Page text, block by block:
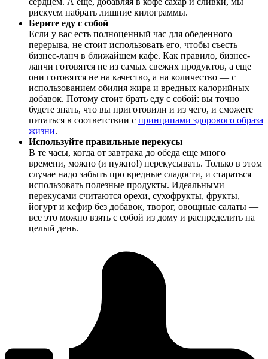
рискуем набрать лишние килограммы.
Берите еду с собой
Если у вас есть полноценный час для обеденного
перерыва, не стоит использовать его, чтобы съесть
бизнес-ланч в ближайшем кафе. Как правило, бизнес-
ланчи готовятся не из самых свежих продуктов, а еще
они готовятся не на качество, а на количество — с
использованием обилия жира и вредных калорийных
добавок. Потому стоит брать еду с собой: вы точно
будете знать, что вы приготовили и из чего, и сможете
питаться в соответствии с принципами здорового образа
жизни.
Используйте правильные перекусы
В те часы, когда от завтрака до обеда еще много
времени, можно (и нужно!) перекусывать. Только в этом
случае надо забыть про вредные сладости, и стараться
использовать полезные продукты. Идеальными
перекусами считаются орехи, сухофрукты, фрукты,
йогурт и кефир без добавок, творог, овощные салаты —
все это можно взять с собой из дому и распределить на
целый день.